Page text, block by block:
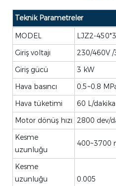
Teknik Parametreler
MODEL
LJZ2-
Giriş voltajı
230/460V
Giriş gücü
3 kW
Hava basıncı
0,5~0,8
Hava tüketimi
60 L/dakika
Motor dönüş hızı
2800 dev/
Kesme
uzunluğu
400~3700
Kesme
uzunluğu
0.005